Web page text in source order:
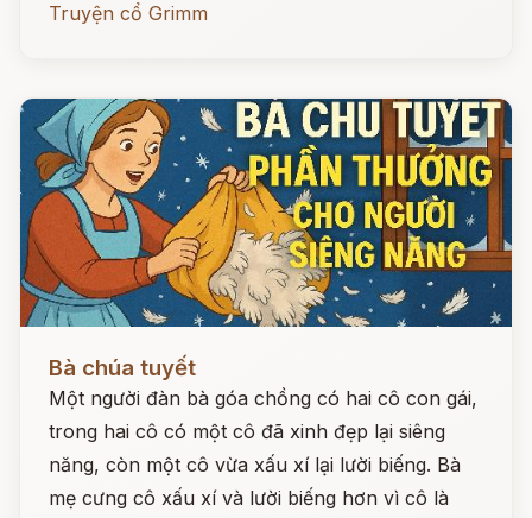
Truyện cổ Grimm
Bà chúa tuyết
Một người đàn bà góa chồng có hai cô con gái,
trong hai cô có một cô đã xinh đẹp lại siêng
năng, còn một cô vừa xấu xí lại lười biếng. Bà
mẹ cưng cô xấu xí và lười biếng hơn vì cô là